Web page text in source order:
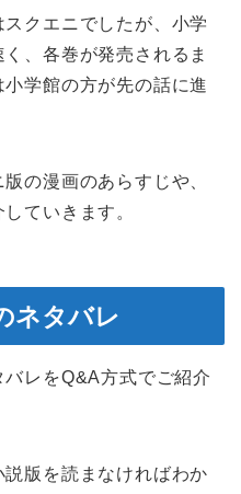
クエニでしたが、小学
、各巻が発売されるま
学館の方が先の話に進
の漫画のあらすじや、
ていきます。
ネタバレ
バレをQ&A方式でご紹介
版を読まなければわか